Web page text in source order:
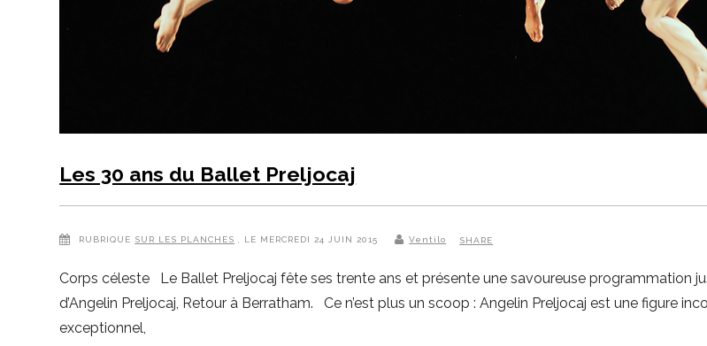
Les 30 ans du Ballet Preljocaj
RUBRIQUE SUR LES PLANCHES , LE MERCREDI 24 JUIN 2015 Ventilo SHARE
Corps céleste Le Ballet Preljocaj fête ses trente ans et présente une savoureuse programmation
d’Angelin Preljocaj, Retour à Berratham. Ce n’est plus un scoop : Angelin Preljocaj est une figure
exceptionnel,